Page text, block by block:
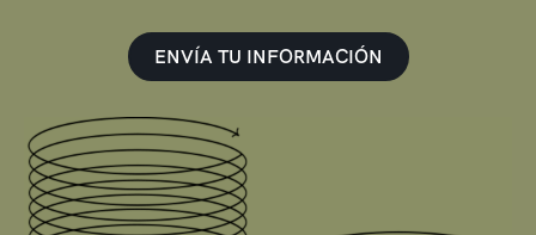
ENVÍA TU INFORMACIÓN